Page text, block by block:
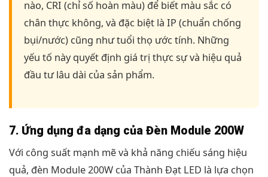
nào, CRI (chỉ số hoàn màu) để biết màu sắc có
chân thực không, và đặc biệt là IP (chuẩn chống
bụi/nước) cũng như tuổi thọ ước tính. Những
yếu tố này quyết định giá trị thực sự và hiệu quả
đầu tư lâu dài của sản phẩm.
7. Ứng dụng đa dạng của Đèn Module 200W
Với công suất mạnh mẽ và khả năng chiếu sáng hiệu
quả, đèn Module 200W của Thành Đạt LED là lựa chọn